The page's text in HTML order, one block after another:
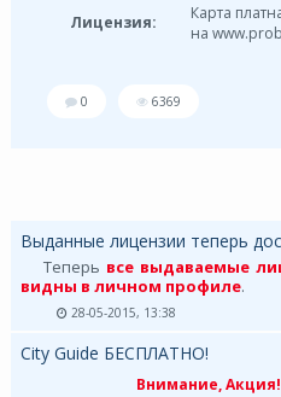
Лицензия:
Карта
на
0 6369
Выданные лицензии теперь
Теперь все выдаваемые
видны в личном профиле.
28-05-2015, 13:38
City Guide БЕСПЛАТНО!
Внимание, Акция!